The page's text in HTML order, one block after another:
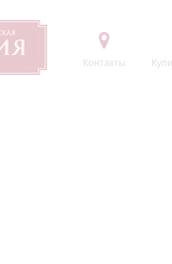
Контакты